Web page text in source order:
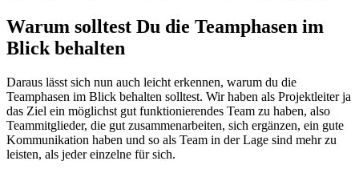
Warum solltest Du die Teamphasen im
Blick behalten
Daraus lässt sich nun auch leicht erkennen, warum du die
Teamphasen im Blick behalten solltest. Wir haben als Projektleiter ja
das Ziel ein möglichst gut funktionierendes Team zu haben, also
Teammitglieder, die gut zusammenarbeiten, sich ergänzen, ein gute
Kommunikation haben und so als Team in der Lage sind mehr zu
leisten, als jeder einzelne für sich.